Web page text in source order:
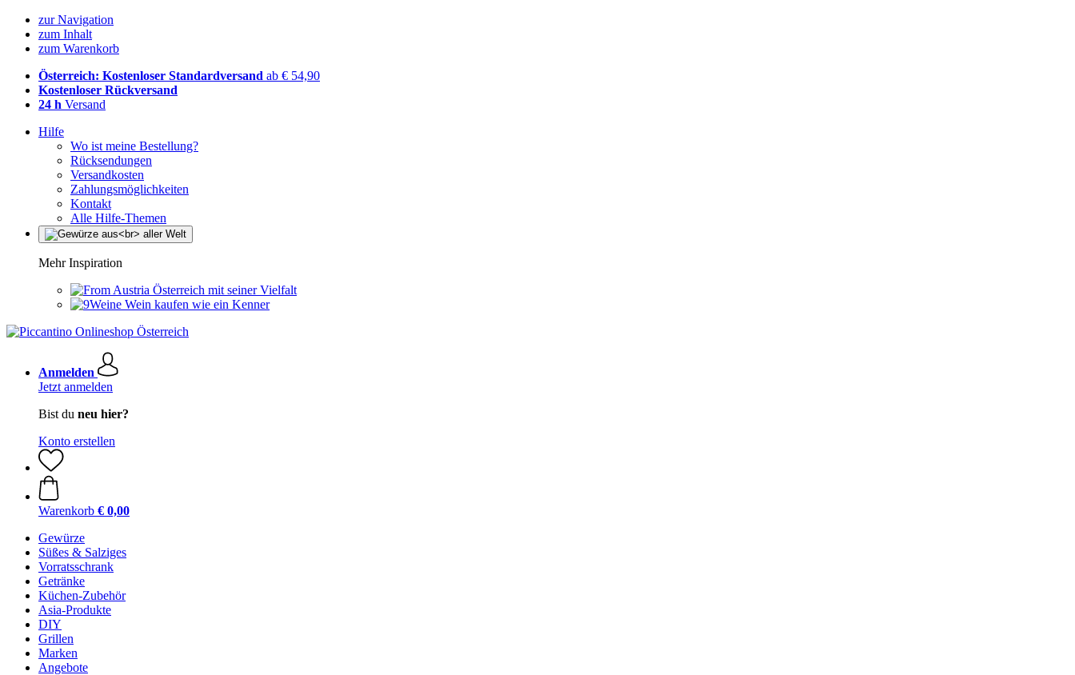
zur Navigation
zum Inhalt
zum Warenkorb
Österreich: Kostenloser Standardversand ab € 54,90
Kostenloser Rückversand
24 h Versand
Hilfe
Wo ist meine Bestellung?
Rücksendungen
Versandkosten
Zahlungsmöglichkeiten
Kontakt
Alle Hilfe-Themen
Mehr Inspiration
Österreich mit seiner Vielfalt
Wein kaufen wie ein Kenner
Anmelden
Jetzt anmelden
Bist du neu hier?
Konto erstellen
Warenkorb € 0,00
Gewürze
Süßes & Salziges
Vorratsschrank
Getränke
Küchen-Zubehör
Asia-Produkte
DIY
Grillen
Marken
Angebote